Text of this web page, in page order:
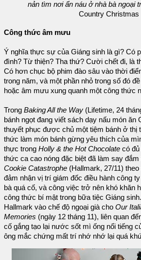
nản tìm nơi ẩn náu ở nhà bà ngoại
Country Christmas
Công thức âm mưu
Ý nghĩa thực sự của Giáng sinh là gì? Có
đình? Từ thiện? Tha thứ? Cười chết đi, là
Có hơn chục bộ phim đào sâu vào thời
trong năm, và một phần nhỏ trong số đó
hoặc âm mưu xung quanh một công thức
Trong Baking All the Way (Lifetime, 24
bánh ngọt đang viết sách dạy nấu món ăn
thuyết phục được chủ một tiệm bánh ở thị
thức làm món bánh gừng yêu thích của
thực trong Holly & the Hot Chocolate có đủ
thức ca cao nóng đặc biệt đã làm say đắm
Cookie Catastrophe (Hallmark, 27/11)
đảm nhận vị trí giám đốc điều hành công
bà quá cố, và công việc trở nên khó khăn
công thức bí mật trong bữa tiệc Giáng
Hallmark vào chế độ ngoại già cho Our
Memories (ngày 12 tháng 11), liên quan
cố gắng tạo lại nước sốt mì ống nổi tiếng
ông mắc chứng mất trí nhớ nhớ lại quá